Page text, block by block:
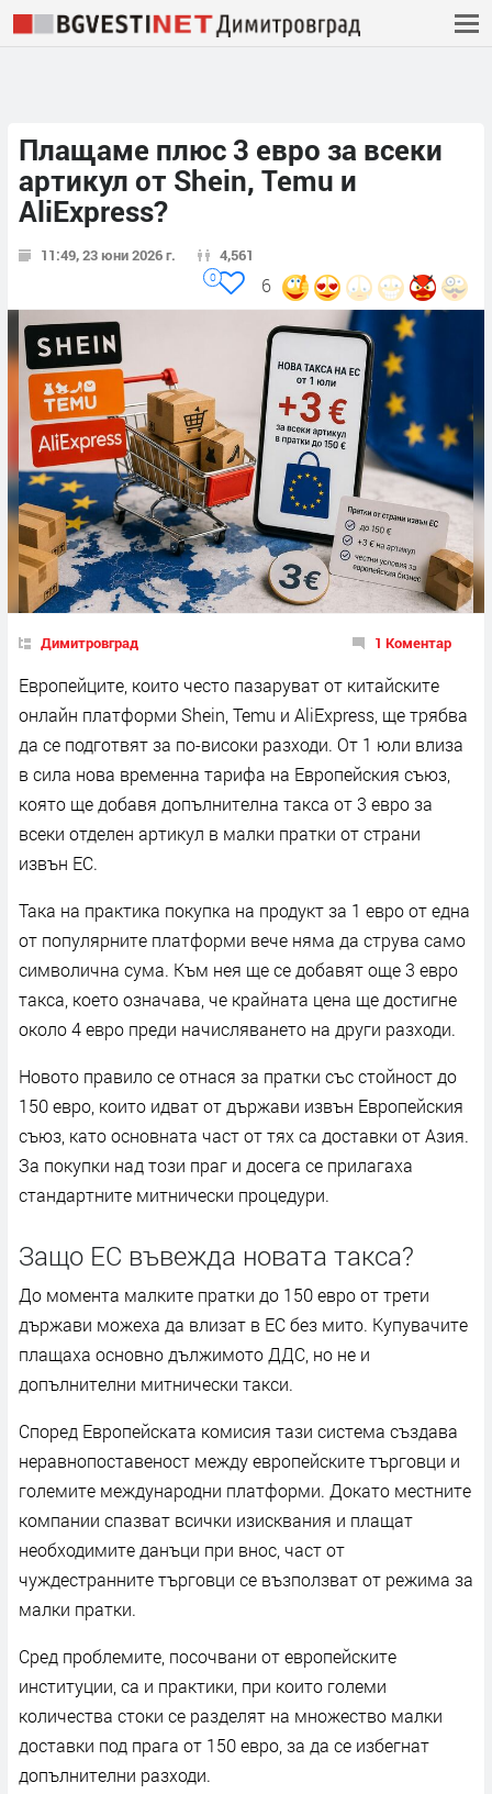
Плащаме плюс 3 евро за всеки
артикул от Shein, Temu и
AliExpress?
11:49, 23 юни 2026 г. 4,561
6
0
Димитровград 1 Коментар
Европейците, които често пазаруват от китайските
онлайн платформи Shein, Temu и AliExpress, ще трябва
да се подготвят за по-високи разходи. От 1 юли влиза
в сила нова временна тарифа на Европейския съюз,
която ще добавя допълнителна такса от 3 евро за
всеки отделен артикул в малки пратки от страни
извън ЕС.
Така на практика покупка на продукт за 1 евро от една
от популярните платформи вече няма да струва само
символична сума. Към нея ще се добавят още 3 евро
такса, което означава, че крайната цена ще достигне
около 4 евро преди начисляването на други разходи.
Новото правило се отнася за пратки със стойност до
150 евро, които идват от държави извън Европейския
съюз, като основната част от тях са доставки от Азия.
За покупки над този праг и досега се прилагаха
стандартните митнически процедури.
Защо ЕС въвежда новата такса?
До момента малките пратки до 150 евро от трети
държави можеха да влизат в ЕС без мито. Купувачите
плащаха основно дължимото ДДС, но не и
допълнителни митнически такси.
Според Европейската комисия тази система създава
неравнопоставеност между европейските търговци и
големите международни платформи. Докато местните
компании спазват всички изисквания и плащат
необходимите данъци при внос, част от
чуждестранните търговци се възползват от режима за
малки пратки.
Сред проблемите, посочвани от европейските
институции, са и практики, при които големи
количества стоки се разделят на множество малки
доставки под прага от 150 евро, за да се избегнат
допълнителни разходи.